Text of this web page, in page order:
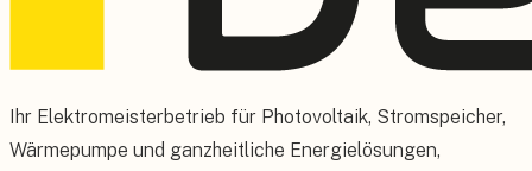
Ihr Elektromeisterbetrieb für Photovoltaik, Stromspeicher,
Wärmepumpe und ganzheitliche Energielösungen,